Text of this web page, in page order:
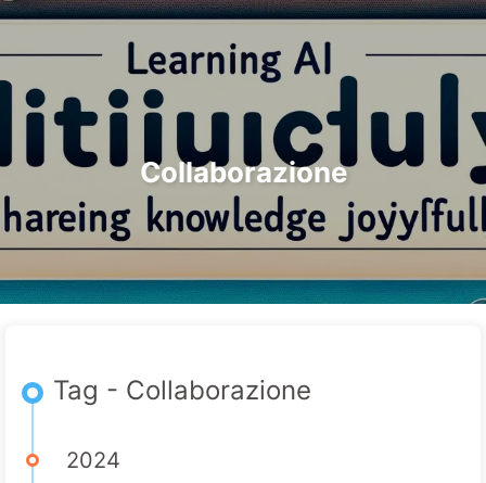
Ricerca Home Archivi Tag Categorie
Link Informazioni 🇮🇹 Italiano
Collaborazione
Tag - Collaborazione
2024